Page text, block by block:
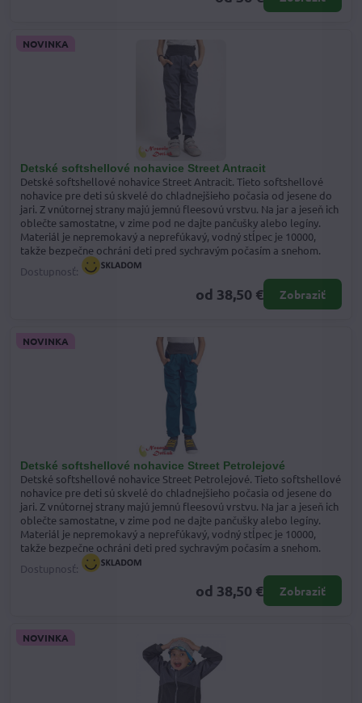
Detské softshellové nohavice Street Antracit
NOVINKA
Detské softshellové nohavice Street Antracit. Tieto softshellové
nohavice pre deti sú skvelé do chladnejšieho počasia od jesene do
jari. Z vnútornej strany majú jemnú fleesovú vrstvu. Na jar a jeseň ich
oblečte samostatne, v zime pod ne dajte pančušky alebo legíny.
Materiál je nepremokavý a neprefúkavý, vodný stĺpec je 10000,
takže bezpečne ochráni deti pred sychravým počasím a snehom.
Dostupnosť:
od 38,50 € Zobraziť
Detské softshellové nohavice Street Petrolejové
NOVINKA
Detské softshellové nohavice Street Petrolejové. Tieto softshellové
nohavice pre deti sú skvelé do chladnejšieho počasia od jesene do
jari. Z vnútornej strany majú jemnú fleesovú vrstvu. Na jar a jeseň ich
oblečte samostatne, v zime pod ne dajte pančušky alebo legíny.
Materiál je nepremokavý a neprefúkavý, vodný stĺpec je 10000,
takže bezpečne ochráni deti pred sychravým počasím a snehom.
Dostupnosť:
od 38,50 € Zobraziť
NOVINKA